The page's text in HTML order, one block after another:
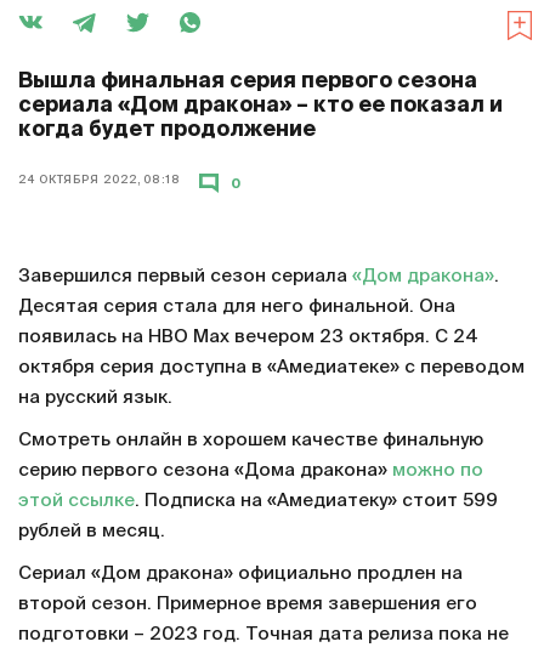
Вышла финальная серия первого сезона
сериала «Дом дракона» – кто ее показал и
когда будет продолжение
24 ОКТЯБРЯ 2022, 08:18 0
Завершился первый сезон сериала «Дом дракона».
Десятая серия стала для него финальной. Она
появилась на HBO Max вечером 23 октября. С 24
октября серия доступна в «Амедиатеке» с переводом
на русский язык.
Смотреть онлайн в хорошем качестве финальную
серию первого сезона «Дома дракона» можно по
этой ссылке. Подписка на «Амедиатеку» стоит 599
рублей в месяц.
Сериал «Дом дракона» официально продлен на
второй сезон. Примерное время завершения его
подготовки – 2023 год. Точная дата релиза пока не